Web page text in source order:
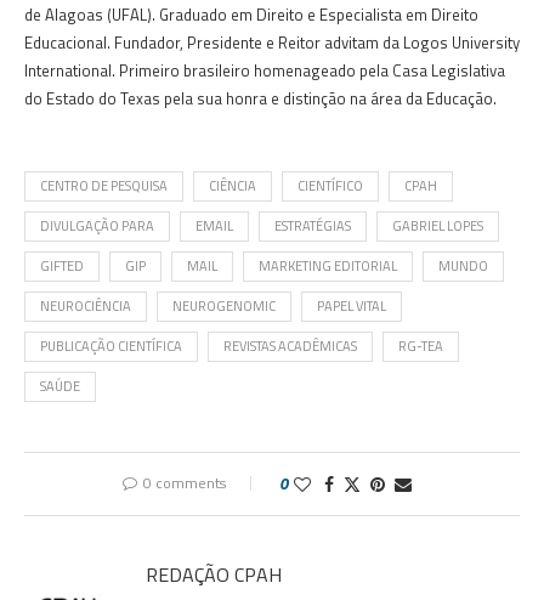
de Alagoas (UFAL). Graduado em Direito e Especialista em Direito
Educacional. Fundador, Presidente e Reitor advitam da Logos University
International. Primeiro brasileiro homenageado pela Casa Legislativa
do Estado do Texas pela sua honra e distinção na área da Educação.
CENTRO DE PESQUISA CIÊNCIA CIENTÍFICO CPAH
DIVULGAÇÃO PARA EMAIL ESTRATÉGIAS GABRIEL LOPES
GIFTED GIP MAIL MARKETING EDITORIAL MUNDO
NEUROCIÊNCIA NEUROGENOMIC PAPEL VITAL
PUBLICAÇÃO CIENTÍFICA REVISTAS ACADÊMICAS RG-TEA
SAÚDE
0 comments 0
REDAÇÃO CPAH